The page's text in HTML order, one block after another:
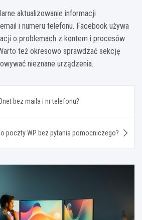
aktualizowanie informacji
i numeru telefonu. Facebook używa
o problemach z kontem i procesów
też okresowo sprawdzać sekcję
nieznane urządzenia.
bez maila i nr telefonu?
poczty WP bez pytania pomocniczego?